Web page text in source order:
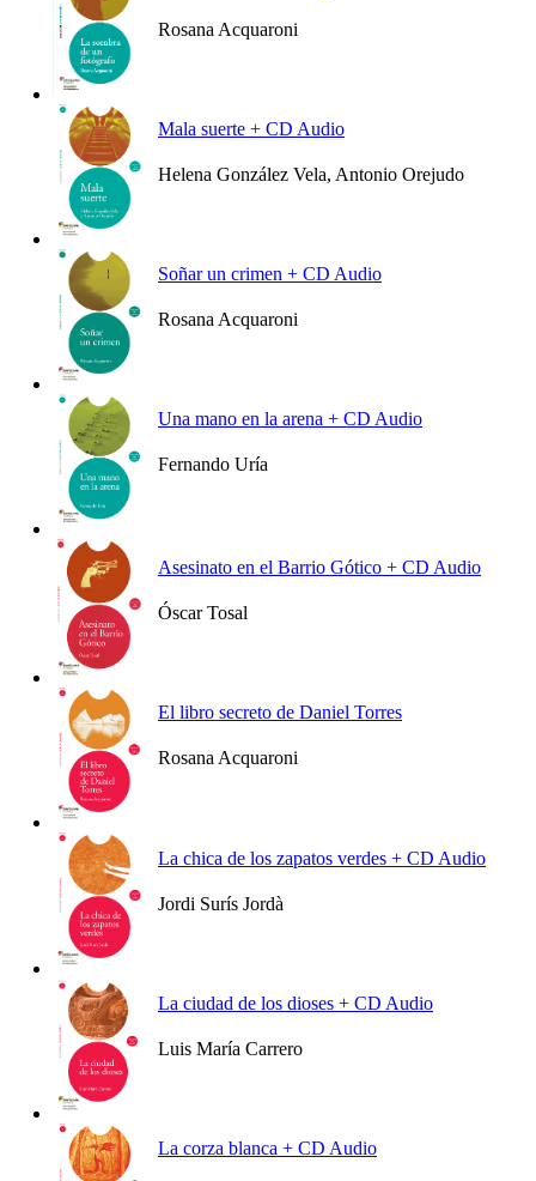
Rosana Acquaroni
Mala suerte + CD Audio
Helena González Vela, Antonio Orejudo
Soñar un crimen + CD Audio
Rosana Acquaroni
Una mano en la arena + CD Audio
Fernando Uría
Asesinato en el Barrio Gótico + CD Audio
Óscar Tosal
El libro secreto de Daniel Torres
Rosana Acquaroni
La chica de los zapatos verdes + CD Audio
Jordi Surís Jordà
La ciudad de los dioses + CD Audio
Luis María Carrero
La corza blanca + CD Audio